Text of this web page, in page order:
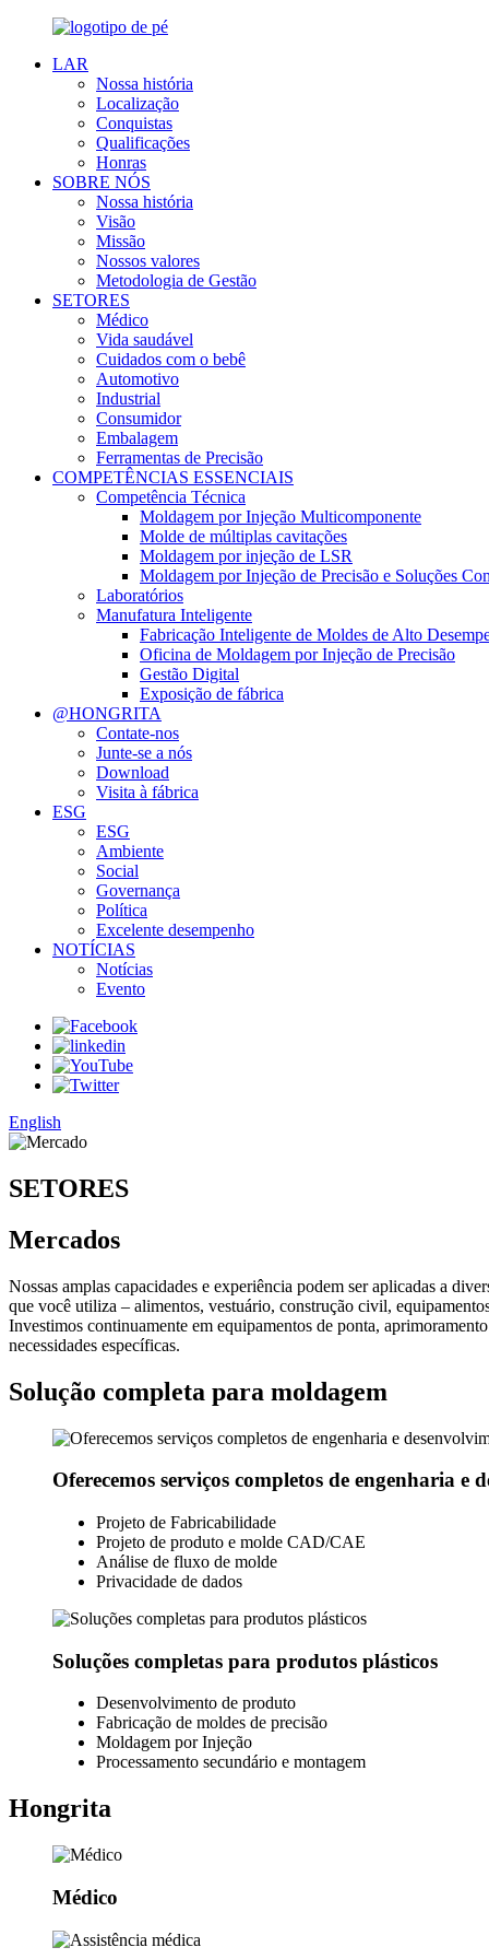
LAR
Nossa história
Localização
Conquistas
Qualificações
Honras
SOBRE NÓS
Nossa história
Visão
Missão
Nossos valores
Metodologia de Gestão
SETORES
Médico
Vida saudável
Cuidados com o bebê
Automotivo
Industrial
Consumidor
Embalagem
Ferramentas de Precisão
COMPETÊNCIAS ESSENCIAIS
Competência Técnica
Moldagem por Injeção Multicomponente
Molde de múltiplas cavitações
Moldagem por injeção de LSR
Moldagem por Injeção de Precisão e Soluções
Laboratórios
Manufatura Inteligente
Fabricação Inteligente de Moldes de Alto
Oficina de Moldagem por Injeção de Precisão
Gestão Digital
Exposição de fábrica
@HONGRITA
Contate-nos
Junte-se a nós
Download
Visita à fábrica
ESG
ESG
Ambiente
Social
Governança
Política
Excelente desempenho
NOTÍCIAS
Notícias
Evento
English
SETORES
Mercados
Nossas amplas capacidades e experiência podem ser aplicadas a
que você utiliza – alimentos, vestuário, construção civil,
Investimos continuamente em equipamentos de ponta,
necessidades específicas.
Solução completa para moldagem
Oferecemos serviços completos de engenharia e
Projeto de Fabricabilidade
Projeto de produto e molde CAD/CAE
Análise de fluxo de molde
Privacidade de dados
Soluções completas para produtos plásticos
Desenvolvimento de produto
Fabricação de moldes de precisão
Moldagem por Injeção
Processamento secundário e montagem
Hongrita
Médico